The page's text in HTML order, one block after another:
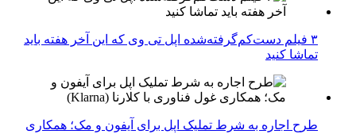
۳ فیلم دست‌کم‌گرفته‌شده اپل تی وی که این آخر هفته باید
تماشا کنید
طرح اجاره به شرط تملیک اپل برای آیفون و مک؛ همکاری